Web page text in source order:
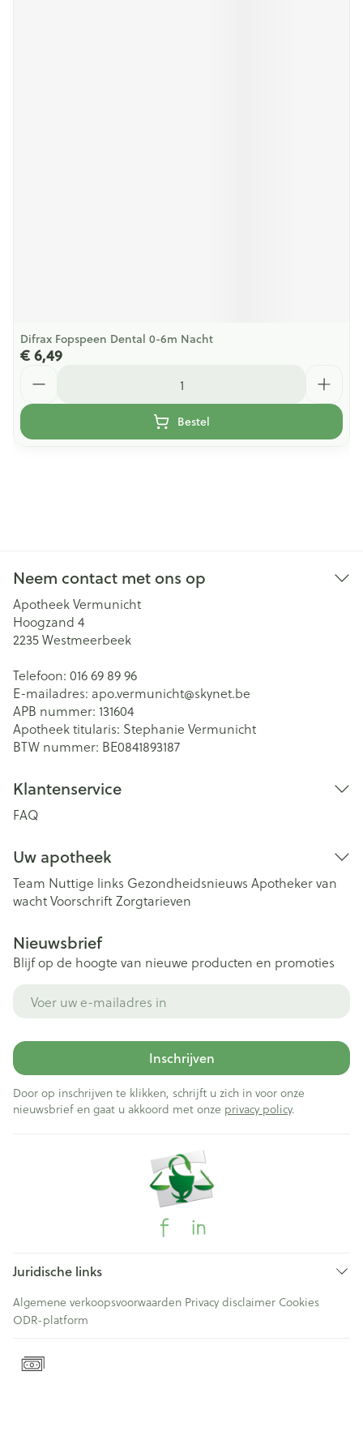
Difrax Fopspeen Dental 0-6m Nacht
€ 6,49
Bestel
Neem contact met ons op
Apotheek Vermunicht
Hoogzand 4
2235Westmeerbeek
Telefoon: 016 69 89 96
E-mailadres: apo.vermunicht@skynet.be
APB nummer: 131604
Apotheek titularis: Stephanie Vermunicht
BTW nummer: BE0841893187
Klantenservice
FAQ
Uw apotheek
Team Nuttige links Gezondheidsnieuws Apotheker van
wachtVoorschriftZorgtarieven
Nieuwsbrief
Blijf op de hoogte van nieuwe producten en promoties
Inschrijven
Door op inschrijven te klikken, schrijft u zich in voor onze
nieuwsbrief en gaat u akkoord met onze privacy policy.
Juridische links
Algemene verkoopsvoorwaarden Privacy disclaimer Cookies
ODR-platform